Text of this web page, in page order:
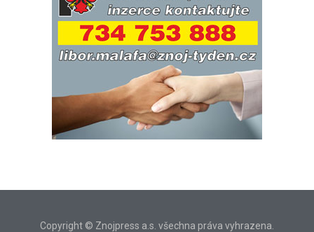
Copyright © Znojpress a.s. všechna práva vyhrazena.